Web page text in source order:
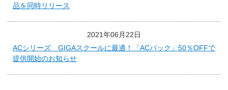
品を同時リリース
2021年06月22日
ACシリーズ GIGAスクールに最適！「ACパック」50％OFFで
提供開始のお知らせ